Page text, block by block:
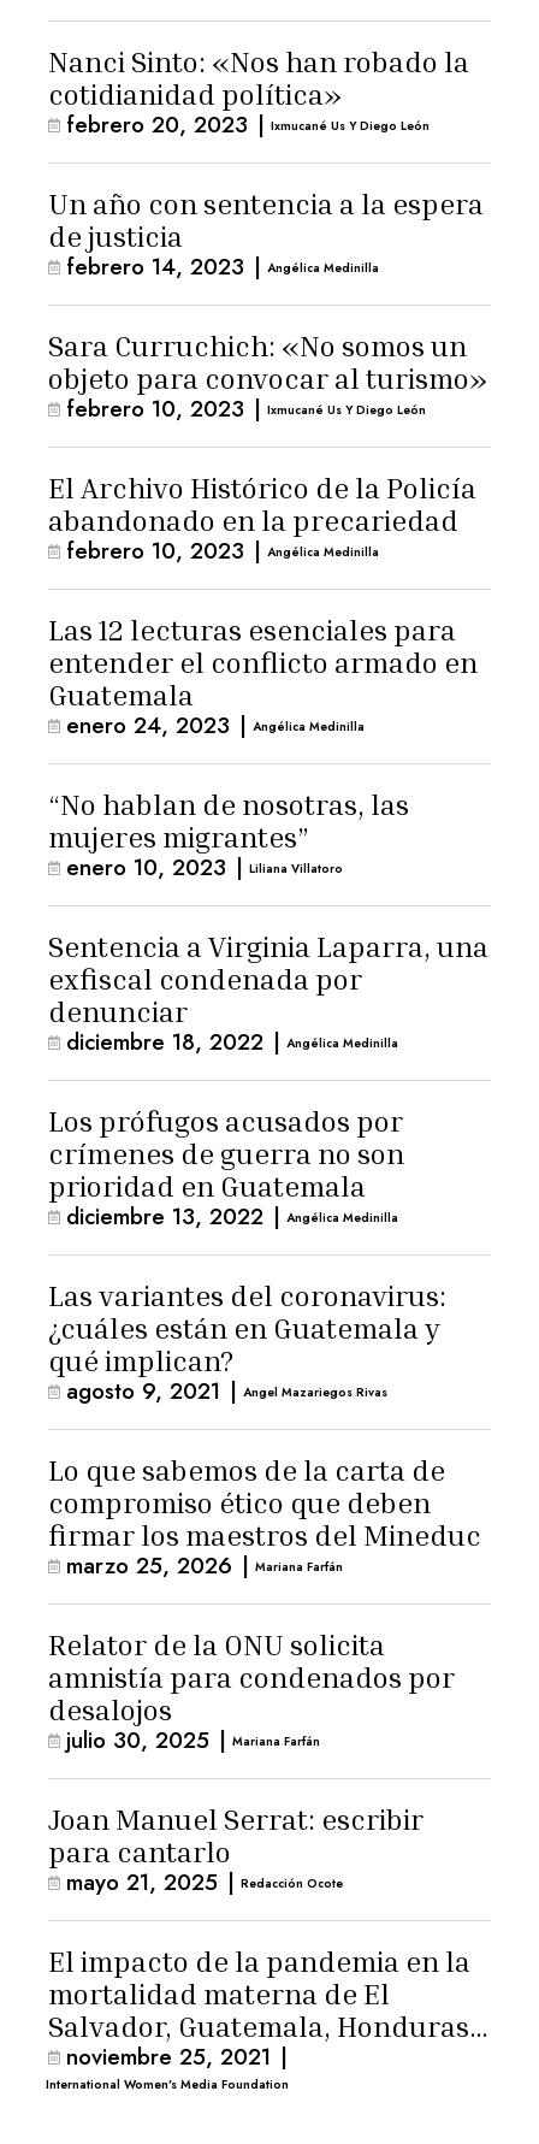
Nanci Sinto: «Nos han robado la
cotidianidad política»
febrero 20, 2023 | Ixmucané Us Y Diego León
Un año con sentencia a la espera
de justicia
febrero 14, 2023 | Angélica Medinilla
Sara Curruchich: «No somos un
objeto para convocar al turismo»
febrero 10, 2023 | Ixmucané Us Y Diego León
El Archivo Histórico de la Policía
abandonado en la precariedad
febrero 10, 2023 | Angélica Medinilla
Las 12 lecturas esenciales para
entender el conflicto armado en
Guatemala
enero 24, 2023 | Angélica Medinilla
“No hablan de nosotras, las
mujeres migrantes”
enero 10, 2023 | Liliana Villatoro
Sentencia a Virginia Laparra, una
exfiscal condenada por
denunciar
diciembre 18, 2022 | Angélica Medinilla
Los prófugos acusados por
crímenes de guerra no son
prioridad en Guatemala
diciembre 13, 2022 | Angélica Medinilla
Las variantes del coronavirus:
¿cuáles están en Guatemala y
qué implican?
agosto 9, 2021 | Angel Mazariegos Rivas
Lo que sabemos de la carta de
compromiso ético que deben
firmar los maestros del Mineduc
marzo 25, 2026 | Mariana Farfán
Relator de la ONU solicita
amnistía para condenados por
desalojos
julio 30, 2025 | Mariana Farfán
Joan Manuel Serrat: escribir
para cantarlo
mayo 21, 2025 | Redacción Ocote
El impacto de la pandemia en la
mortalidad materna de El
Salvador, Guatemala, Honduras y
México
noviembre 25, 2021 |
International Women’s Media Foundation